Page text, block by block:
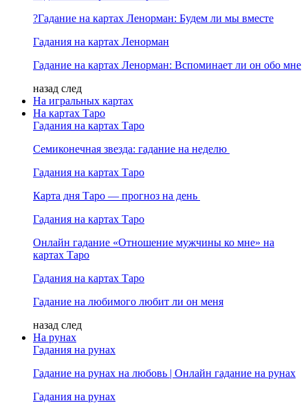
?Гадание на картах Ленорман: Будем ли мы вместе
Гадания на картах Ленорман
Гадание на картах Ленорман: Вспоминает ли он обо мне
назад след
На игральных картах
На картах Таро
Гадания на картах Таро
Семиконечная звезда: гадание на неделю
Гадания на картах Таро
Карта дня Таро — прогноз на день
Гадания на картах Таро
Онлайн гадание «Отношение мужчины ко мне» на
картах Таро
Гадания на картах Таро
Гадание на любимого любит ли он меня
назад след
На рунах
Гадания на рунах
Гадание на рунах на любовь | Онлайн гадание на рунах
Гадания на рунах